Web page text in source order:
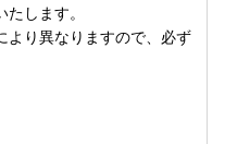
します。
より異なりますので、必ず